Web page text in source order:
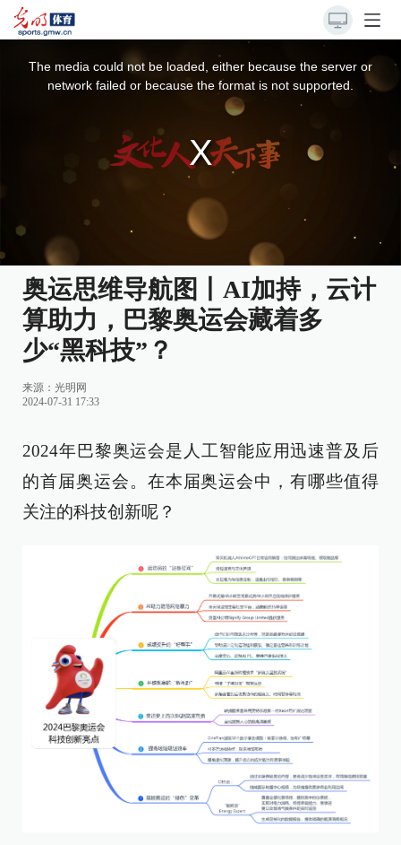
The media could not be loaded, either because the server or
network failed or because the format is not supported.
奥运思维导航图丨AI加持，云计
算助力，巴黎奥运会藏着多
少“黑科技”？
来源： 光明网
2024-07-31 17:33
2024年巴黎奥运会是人工智能应用迅速普及后
的首届奥运会。在本届奥运会中，有哪些值得
关注的科技创新呢？